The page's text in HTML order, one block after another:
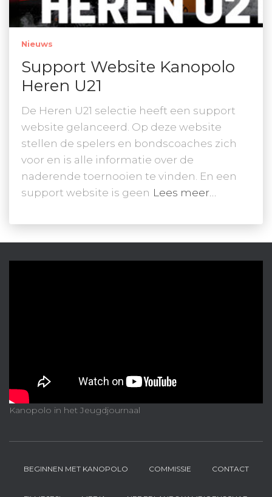
Nieuws
Support Website Kanopolo
Heren U21
De Heren U21 selectie heeft een support
website gelanceerd. Op deze website
stellen de spelers en bondscoaches zich
voor en is alle informatie over de
naderende toernooien te vinden. En een
support website is geen Lees meer…
Kanopolo in het Jeugdjournaal
BEGINNEN MET KANOPOLO COMMISSIE CONTACT